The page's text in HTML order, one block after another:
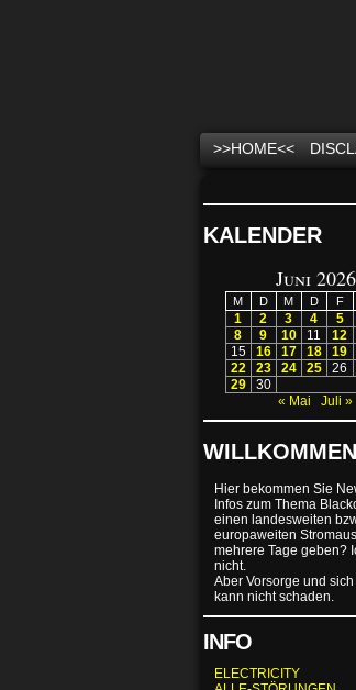
>>HOME<<
KALENDER
Juni 2026
M D M D F
1 2 3 4 5
8
9 10 11 12
15
16 17 18 19
22
23 24 25 26
29
30
« Mai
Juli »
WILLKOMMEN
Hier bekommen Sie
Infos zum Thema
einen landesweiten
europaweiten
mehrere Tage geben?
nicht.
Aber Vorsorge und
kann nicht schaden.
INFO
ELECTRICITY